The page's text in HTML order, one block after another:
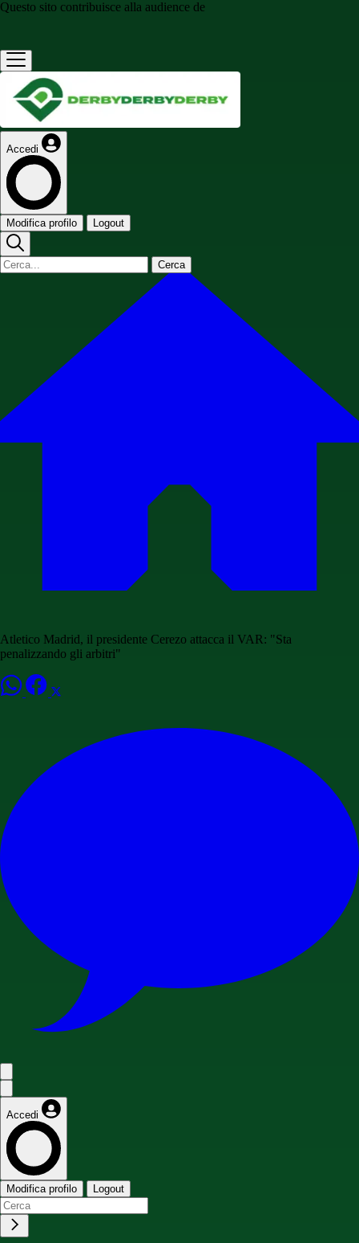
Questo sito contribuisce alla audience de
Accedi
Modifica profilo Logout
Cerca
Atletico Madrid, il presidente Cerezo attacca il VAR: "Sta
penalizzando gli arbitri"
Accedi
Modifica profilo Logout